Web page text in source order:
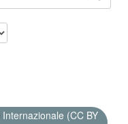
(CC BY